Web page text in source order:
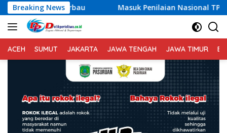
Langsung
ke
konten
Breaking News
Masuk Penilaian Nasional TPAKD Award 2026,
ACEH SUMUT JAKARTA JAWA TENGAH JAWA TIMUR